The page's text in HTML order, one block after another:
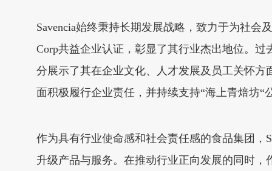
Savencia始终秉持长期发展战略，致力于为社
Corp共益企业认证，彰显了其行业杰出地位。
分展示了其在企业文化、人才发展及员工关怀方
面积极履行企业责任，并持续支持“海上青焙坊
作为具有行业使命感和社会责任感的食品集团，
升级产品与服务。在推动行业正向发展的同时